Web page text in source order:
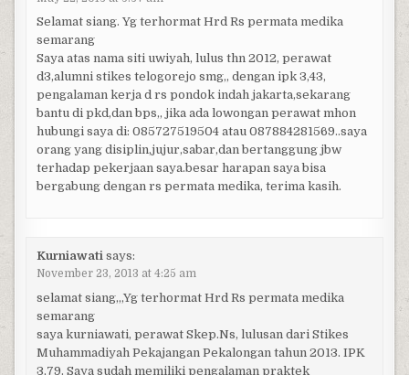
Selamat siang. Yg terhormat Hrd Rs permata medika
semarang
Saya atas nama siti uwiyah, lulus thn 2012, perawat
d3,alumni stikes telogorejo smg,, dengan ipk 3,43,
pengalaman kerja d rs pondok indah jakarta,sekarang
bantu di pkd,dan bps,, jika ada lowongan perawat mhon
hubungi saya di: 085727519504 atau 087884281569..saya
orang yang disiplin,jujur,sabar,dan bertanggung jbw
terhadap pekerjaan saya.besar harapan saya bisa
bergabung dengan rs permata medika, terima kasih.
Kurniawati says:
November 23, 2013 at 4:25 am
selamat siang,,,Yg terhormat Hrd Rs permata medika
semarang
saya kurniawati, perawat Skep.Ns, lulusan dari Stikes
Muhammadiyah Pekajangan Pekalongan tahun 2013. IPK
3,79. Saya sudah memiliki pengalaman praktek